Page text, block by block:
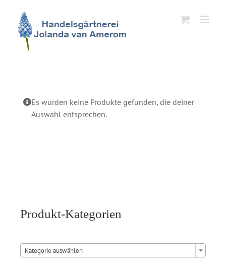
Inhalt
springen
Es wurden keine Produkte gefunden, die deiner
Auswahl entsprechen.
Produkt-Kategorien
Kategorie auswählen